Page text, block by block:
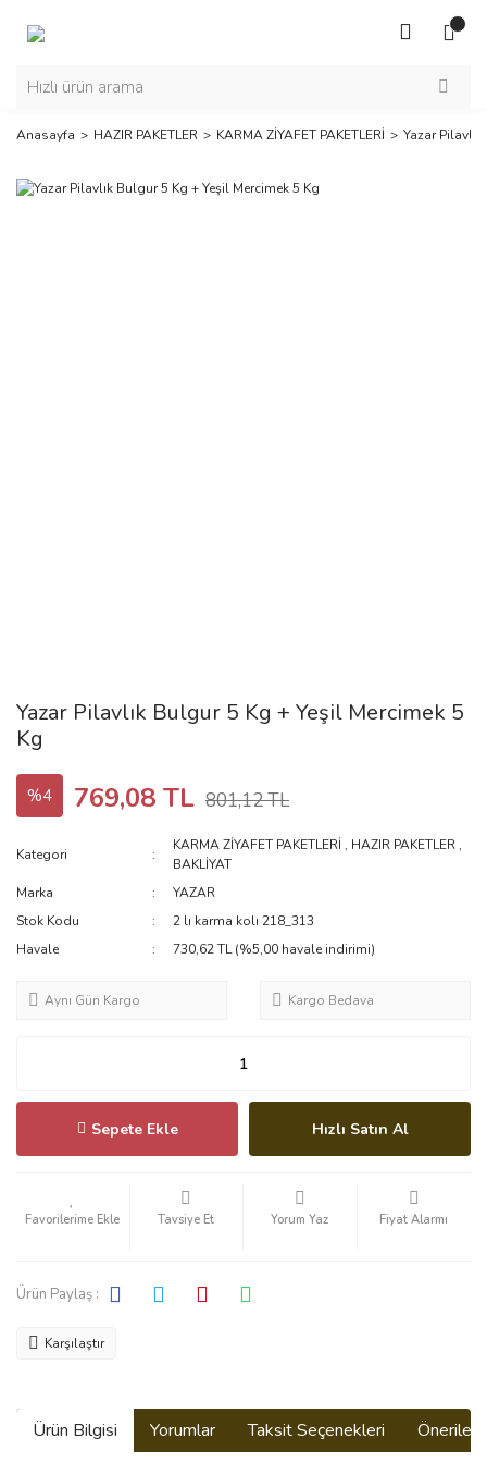
Anasayfa HAZIR PAKETLER KARMA ZİYAFET PAKETLERİ Yazar
Yazar Pilavlık Bulgur 5 Kg + Yeşil Mercimek 5
Kg
%4 769,08 TL 801,12 TL
Kategori
KARMA ZİYAFET PAKETLERİ , HAZIR PAKETLER ,
BAKLİYAT
Marka
YAZAR
Stok Kodu
2 lı karma kolı 218_313
Havale
730,62 TL (%5,00 havale indirimi)
Aynı Gün Kargo Kargo Bedava
Sepete Ekle Hızlı Satın Al
Tavsiye Et Yorum Yaz Fiyat Alarmı
Ürün Paylaş :
Karşılaştır
Ürün Bilgisi Yorumlar Taksit Seçenekleri